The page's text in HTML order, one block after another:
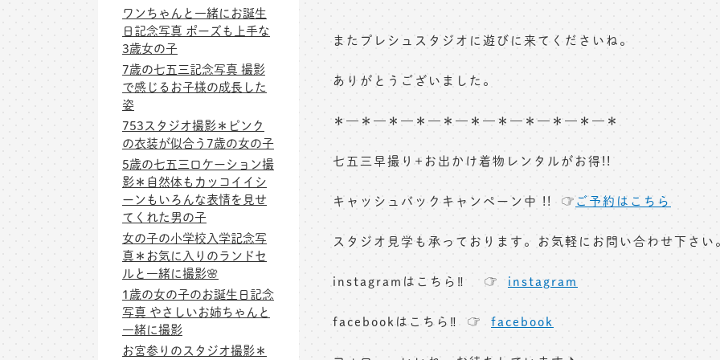
またプレシュスタジオに遊びに来てくださいね。
ありがとうございました。
＊—＊—＊—＊—＊—＊—＊—＊—＊—＊—＊
七五三早撮り+お出かけ着物レンタルがお得!!
キャッシュバックキャンペーン中 !! ☞ご予約はこちら
スタジオ見学も承っております。お気軽にお問い合わせ下さい
instagramはこちら‼︎ ☞ instagram
facebookはこちら‼︎ ☞ facebook
ワンちゃんと一緒にお誕生
日記念写真 ポーズも上手な
3歳女の子
7歳の七五三記念写真 撮影
で感じるお子様の成長した
姿
753スタジオ撮影＊ピンク
の衣装が似合う7歳の女の子
5歳の七五三ロケーション撮
影＊自然体もカッコイイシ
ーンもいろんな表情を見せ
てくれた男の子
女の子の小学校入学記念写
真＊お気に入りのランドセ
ルと一緒に撮影🌸
1歳の女の子のお誕生日記念
写真 やさしいお姉ちゃんと
一緒に撮影
お宮参りのスタジオ撮影＊